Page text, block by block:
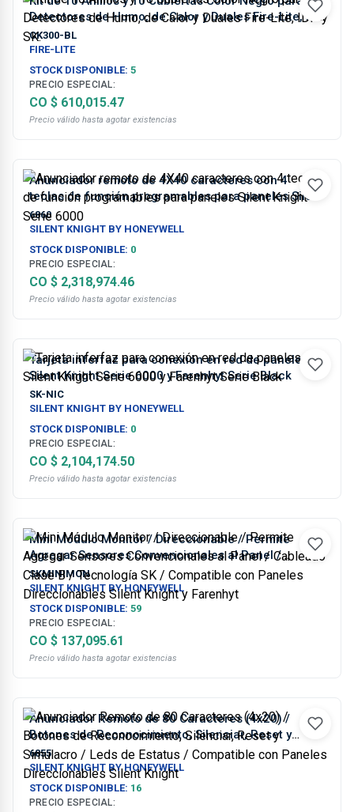
Detectores de Humo, de Calor y Duales Fire-Lite, IDP
y SK.
CK300-BL
FIRE-LITE
STOCK DISPONIBLE: 5
PRECIO ESPECIAL:
CO $ 610,015.47
Precio válido hasta agotar existencias
Anunciador remoto de 4X40 caracteres con 4
teclas de función programables para paneles Silent
Knight Serie 6000
6860
SILENT KNIGHT BY HONEYWELL
STOCK DISPONIBLE: 0
PRECIO ESPECIAL:
CO $ 2,318,974.46
Precio válido hasta agotar existencias
Tarjeta inferfaz para conexión en red de paneles
Silent Knight Serie 6000 y Farenhyt Serie Black
SK-NIC
SILENT KNIGHT BY HONEYWELL
STOCK DISPONIBLE: 0
PRECIO ESPECIAL:
CO $ 2,104,174.50
Precio válido hasta agotar existencias
Mini Módulo Monitor / Direccionable / Permite
Agregar Sensores Convencionales al Panel /
Cableado Clase B / Tecnología SK / Compatible con
Paneles Direccionables Silent Knight y Farenhyt
SKMINIMON
SILENT KNIGHT BY HONEYWELL
STOCK DISPONIBLE: 59
PRECIO ESPECIAL:
CO $ 137,095.61
Precio válido hasta agotar existencias
Anunciador Remoto de 80 Caracteres (4x20) /
Botones de Reconocimiento, Silenciar, Reset y
Simulacro / Leds de Estatus / Compatible con
Paneles Direccionables Silent Knight
6855
SILENT KNIGHT BY HONEYWELL
STOCK DISPONIBLE: 16
PRECIO ESPECIAL: